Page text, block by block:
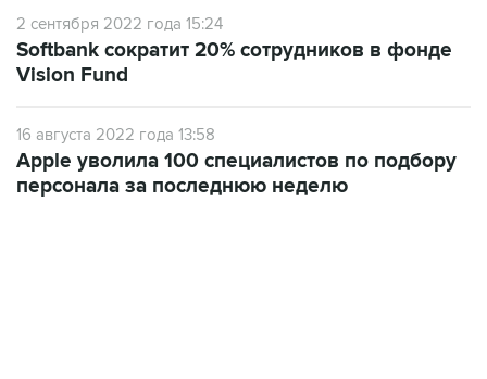
2 сентября 2022 года 15:24
Softbank сократит 20% сотрудников в фонде
Vision Fund
16 августа 2022 года 13:58
Apple уволила 100 специалистов по подбору
персонала за последнюю неделю